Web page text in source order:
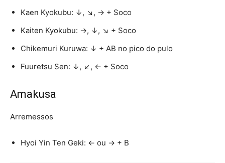
Kaen Kyokubu: ↓, ↘, → + Soco
Kaiten Kyokubu: →, ↓, ↘ + Soco
Chikemuri Kuruwa: ↓ + AB no pico do pulo
Fuuretsu Sen: ↓, ↙, ← + Soco
Amakusa
Arremessos
Hyoi Yin Ten Geki: ← ou → + B